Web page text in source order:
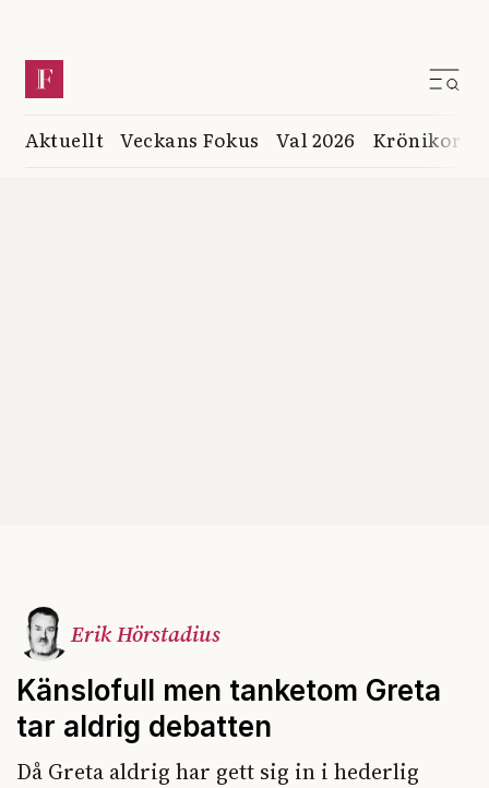
Aktuellt Veckans Fokus Val 2026 Krönikor
Erik Hörstadius
Känslofull men tanketom Greta
tar aldrig debatten
Då Greta aldrig har gett sig in i hederlig